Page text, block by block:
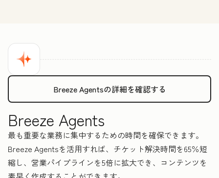
Breeze Agentsの詳細を確認する
Breeze Agents
最も重要な業務に集中するための時間を確保できます。
Breeze Agentsを活用すれば、チケット解決時間を65％短
縮し、営業パイプラインを5倍に拡大でき、コンテンツを